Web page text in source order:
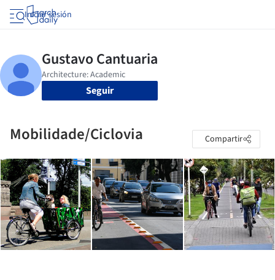
Iniciar sesión
Seguir
Mobilidade/Ciclovia Compartir